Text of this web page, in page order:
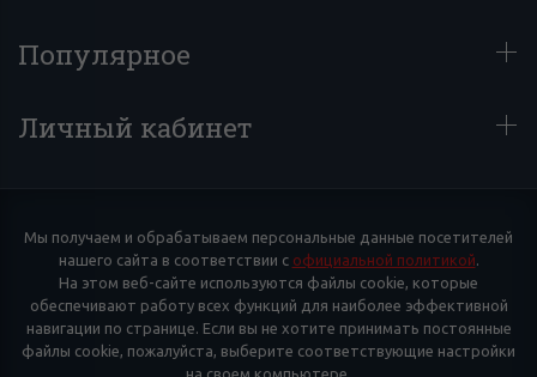
Популярное
Личный кабинет
Мы получаем и обрабатываем персональные данные посетителей
нашего сайта в соответствии с официальной политикой.
На этом веб-сайте используются файлы cookie, которые
обеспечивают работу всех функций для наиболее эффективной
навигации по странице. Если вы не хотите принимать постоянные
файлы cookie, пожалуйста, выберите соответствующие настройки
на своем компьютере.